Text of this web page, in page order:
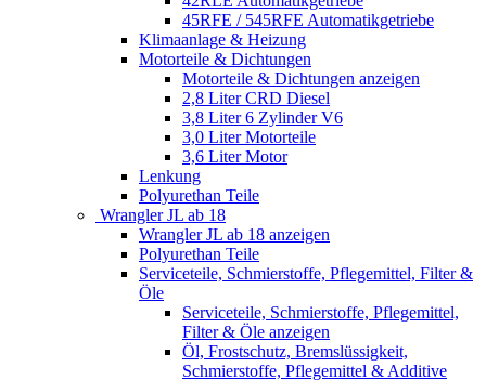
45RFE / 545RFE Automatikgetriebe
Klimaanlage & Heizung
Motorteile & Dichtungen
Motorteile & Dichtungen anzeigen
2,8 Liter CRD Diesel
3,8 Liter 6 Zylinder V6
3,0 Liter Motorteile
3,6 Liter Motor
Lenkung
Polyurethan Teile
Wrangler JL ab 18
Wrangler JL ab 18 anzeigen
Polyurethan Teile
Serviceteile, Schmierstoffe, Pflegemittel, Filter &
Öle
Serviceteile, Schmierstoffe, Pflegemittel,
Filter & Öle anzeigen
Öl, Frostschutz, Bremslüssigkeit,
Schmierstoffe, Pflegemittel & Additive